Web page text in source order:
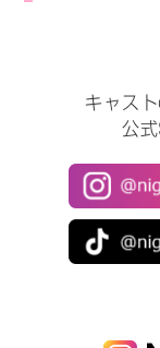
キャス
公